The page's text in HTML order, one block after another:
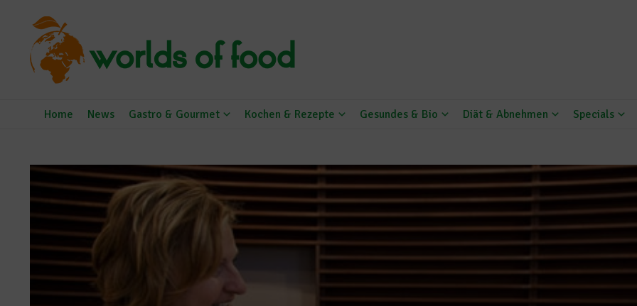
Home News Gastro & Gourmet Kochen & Rezepte Gesundes & Bio Diät & Abnehmen Specials